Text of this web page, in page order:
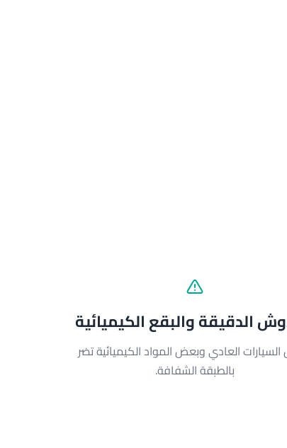
الدقيقة والبقع الكيميائية
العادي وبعض المواد الكيميائية تضر
بالطبقة الشفافة.